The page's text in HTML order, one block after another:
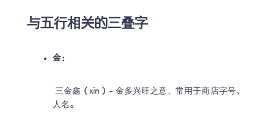
与五行相关的三叠字
金：
三金鑫（xīn）- 金多兴旺之意，常用于商店字号、
人名。